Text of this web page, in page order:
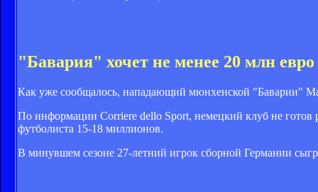
"Бавария" хочет не менее 20 млн евро
Как уже сообщалось, нападающий мюнхенской "Баварии"
По информации Corriere dello Sport, немецкий клуб не готов
футболиста 15-18 миллионов.
В минувшем сезоне 27-летний игрок сборной Германии